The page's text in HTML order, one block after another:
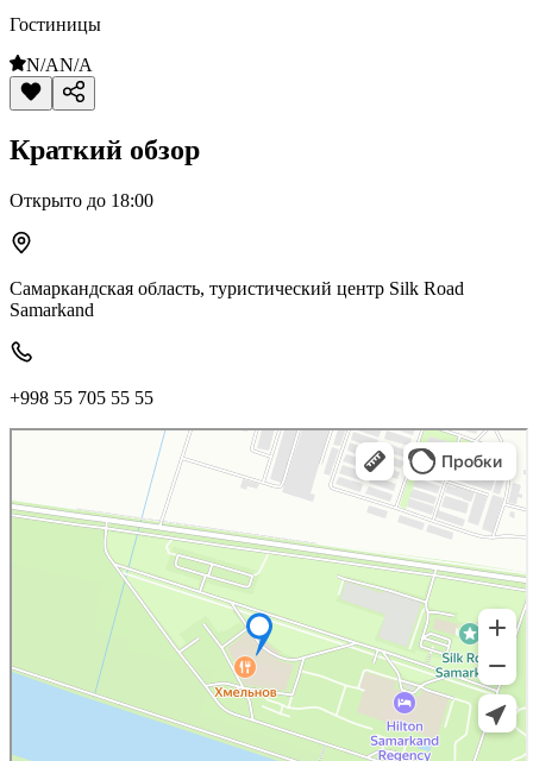
Гостиницы
N/AN/A
Краткий обзор
Открыто до 18:00
Самаркандская область, туристический центр Silk Road
Samarkand
+998 55 705 55 55